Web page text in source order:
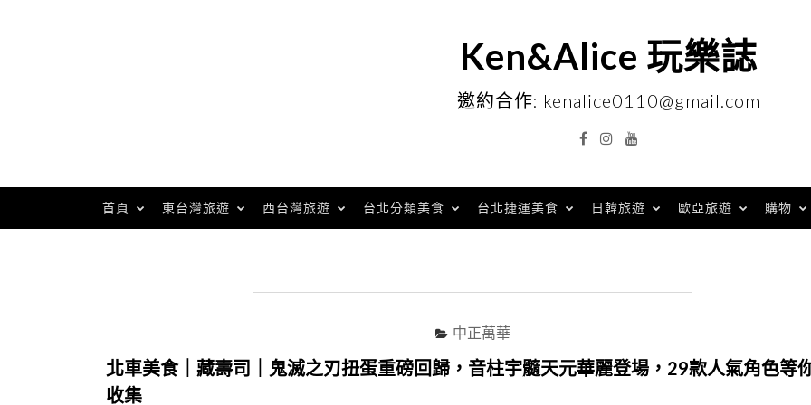
Ken&Alice 玩樂誌
邀約合作: kenalice0110@gmail.com
FacebookInstagramYouTube
首頁 東台灣旅遊 西台灣旅遊 台北分類美食 台北捷運美食 日韓旅遊 歐亞旅遊 購物
中正萬華
北車美食｜藏壽司｜鬼滅之刃扭蛋重磅回歸，音柱宇髓天元華麗登場，29款人氣角色等
收集